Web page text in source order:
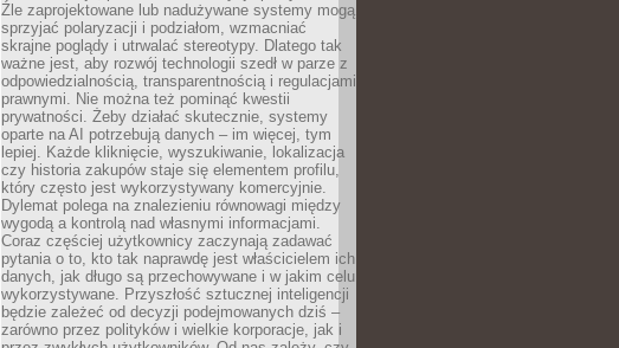
Źle zaprojektowane lub nadużywane systemy mogą
sprzyjać polaryzacji i podziałom, wzmacniać
skrajne poglądy i utrwalać stereotypy. Dlatego tak
ważne jest, aby rozwój technologii szedł w parze z
odpowiedzialnością, transparentnością i regulacjami
prawnymi. Nie można też pominąć kwestii
prywatności. Żeby działać skutecznie, systemy
oparte na AI potrzebują danych – im więcej, tym
lepiej. Każde kliknięcie, wyszukiwanie, lokalizacja
czy historia zakupów staje się elementem profilu,
który często jest wykorzystywany komercyjnie.
Dylemat polega na znalezieniu równowagi między
wygodą a kontrolą nad własnymi informacjami.
Coraz częściej użytkownicy zaczynają zadawać
pytania o to, kto tak naprawdę jest właścicielem ich
danych, jak długo są przechowywane i w jakim celu
wykorzystywane. Przyszłość sztucznej inteligencji
będzie zależeć od decyzji podejmowanych dziś –
zarówno przez polityków i wielkie korporacje, jak i